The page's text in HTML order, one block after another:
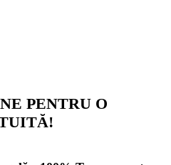
PENTRU O